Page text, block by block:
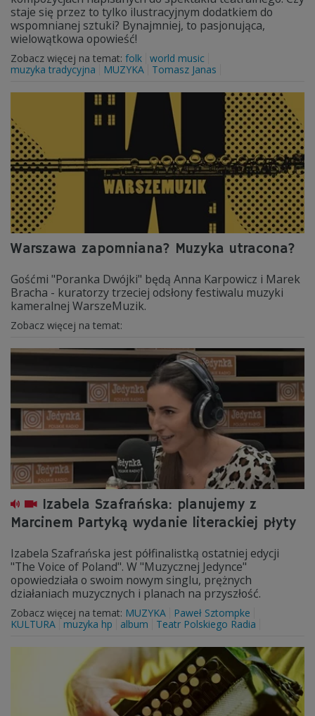
staje się przez to tylko ilustracyjnym dodatkiem do
wspomnianej sztuki? Bynajmniej, to pasjonująca,
wielowątkowa opowieść!
Zobacz więcej na temat: folk world music
muzyka tradycyjna
MUZYKA Tomasz Janas
Warszawa zapomniana? Muzyka utracona?
Gośćmi "Poranka Dwójki" będą Anna Karpowicz i Marek
Bracha - kuratorzy trzeciej odsłony festiwalu muzyki
kameralnej WarszeMuzik.
Zobacz więcej na temat:
Izabela Szafrańska: planujemy z
Marcinem Partyką wydanie literackiej płyty
Izabela Szafrańska jest półfinalistką ostatniej edycji
"The Voice of Poland". W "Muzycznej Jedynce"
opowiedziała o swoim nowym singlu, prężnych
działaniach muzycznych i planach na przyszłość.
Zobacz więcej na temat: MUZYKA
Paweł Sztompke
KULTURA
muzyka hp album Teatr Polskiego Radia